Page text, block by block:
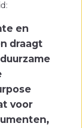
en
draagt
voor